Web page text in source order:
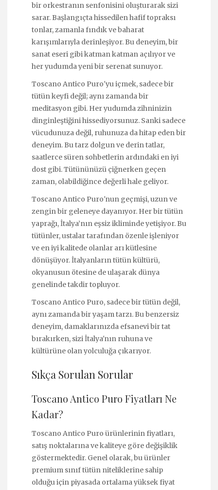
bir orkestranın senfonisini oluşturarak sizi
sarar. Başlangıçta hissedilen hafif topraksı
tonlar, zamanla fındık ve baharat
karışımlarıyla derinleşiyor. Bu deneyim, bir
sanat eseri gibi katman katman açılıyor ve
her yudumda yeni bir serenat sunuyor.
Toscano Antico Puro'yu içmek, sadece bir
tütün keyfi değil; aynı zamanda bir
meditasyon gibi. Her yudumda zihninizin
dinginleştiğini hissediyorsunuz. Sanki sadece
vücudunuza değil, ruhunuza da hitap eden bir
deneyim. Bu tarz dolgun ve derin tatlar,
saatlerce süren sohbetlerin ardındaki en iyi
dost gibi. Tütününüzü çiğnerken geçen
zaman, olabildiğince değerli hale geliyor.
Toscano Antico Puro'nun geçmişi, uzun ve
zengin bir geleneye dayanıyor. Her bir tütün
yaprağı, İtalya’nın eşsiz ikliminde yetişiyor. Bu
tütünler, ustalar tarafından özenle işleniyor
ve en iyi kalitede olanlar arı kütlesine
dönüşüyor. İtalyanların tütün kültürü,
okyanusun ötesine de ulaşarak dünya
genelinde takdir topluyor.
Toscano Antico Puro, sadece bir tütün değil,
aynı zamanda bir yaşam tarzı. Bu benzersiz
deneyim, damaklarınızda efsanevi bir tat
bırakırken, sizi İtalya'nın ruhuna ve
kültürüne olan yolculuğa çıkarıyor.
Sıkça Sorulan Sorular
Toscano Antico Puro Fiyatları Ne
Kadar?
Toscano Antico Puro ürünlerinin fiyatları,
satış noktalarına ve kaliteye göre değişiklik
göstermektedir. Genel olarak, bu ürünler
premium sınıf tütün niteliklerine sahip
olduğu için piyasada ortalama yüksek fiyat